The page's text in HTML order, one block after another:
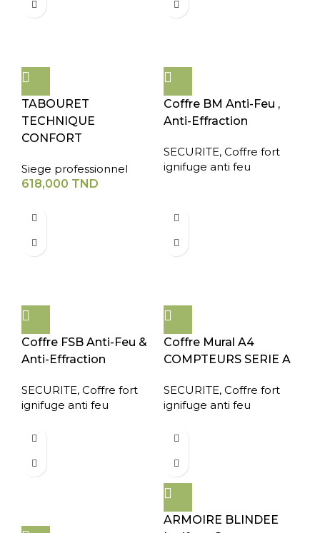
TABOURET
TECHNIQUE
CONFORT
Siege professionnel
618,000 TND
Coffre BM Anti-Feu ,
Anti-Effraction
SECURITE, Coffre fort
ignifuge anti feu
Coffre FSB Anti-Feu &
Anti-Effraction
SECURITE, Coffre fort
ignifuge anti feu
Coffre Mural A4
COMPTEURS SERIE A
SECURITE, Coffre fort
ignifuge anti feu
ARMOIRE BLINDEE